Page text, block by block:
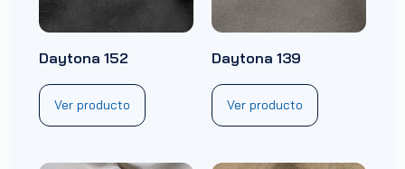
Daytona 152
Ver producto
Daytona 139
Ver producto